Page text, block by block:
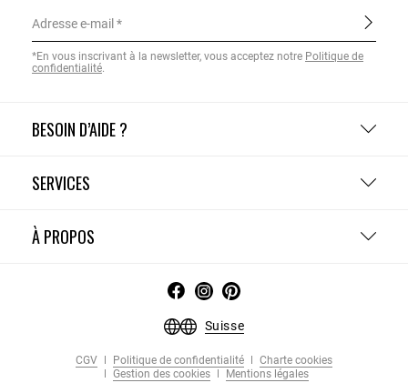
BESOIN D’AIDE ?
SERVICES
À PROPOS
Adresse e-mail
*En vous inscrivant à la newsletter, vous acceptez notre Politique de
confidentialité.
Suisse
CGV Politique de confidentialité
Charte cookies
Gestion des cookies
Mentions légales